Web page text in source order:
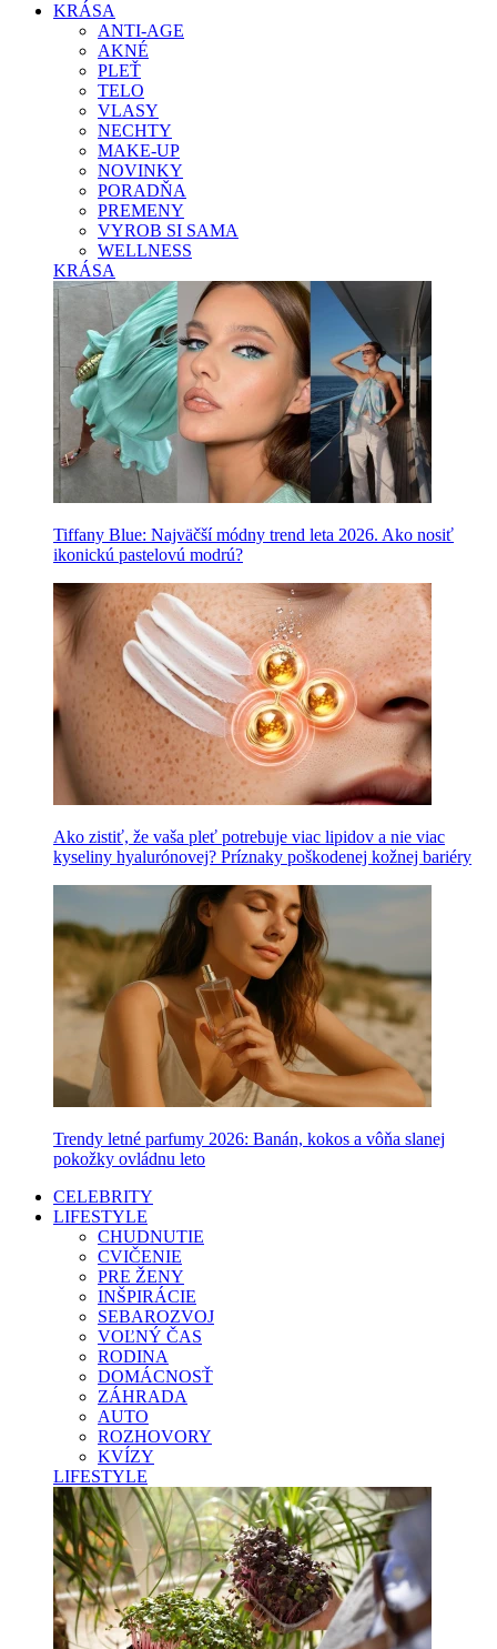
KRÁSA
ANTI-AGE
AKNÉ
PLEŤ
TELO
VLASY
NECHTY
MAKE-UP
NOVINKY
PORADŇA
PREMENY
VYROB SI SAMA
WELLNESS
KRÁSA
Tiffany Blue: Najväčší módny trend leta 2026. Ako nosiť
ikonickú pastelovú modrú?
Ako zistiť, že vaša pleť potrebuje viac lipidov a nie viac
kyseliny hyalurónovej? Príznaky poškodenej kožnej bariéry
Trendy letné parfumy 2026: Banán, kokos a vôňa slanej
pokožky ovládnu leto
CELEBRITY
LIFESTYLE
CHUDNUTIE
CVIČENIE
PRE ŽENY
INŠPIRÁCIE
SEBAROZVOJ
VOĽNÝ ČAS
RODINA
DOMÁCNOSŤ
ZÁHRADA
AUTO
ROZHOVORY
KVÍZY
LIFESTYLE